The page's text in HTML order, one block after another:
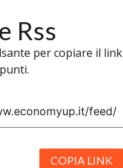
Rss
per copiare il link
COPIA LINK